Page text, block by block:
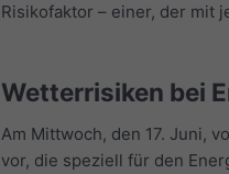
Risikofaktor – einer, der mit
Wetterrisiken bei
Am Mittwoch, den 17. Juni,
vor, die speziell für den